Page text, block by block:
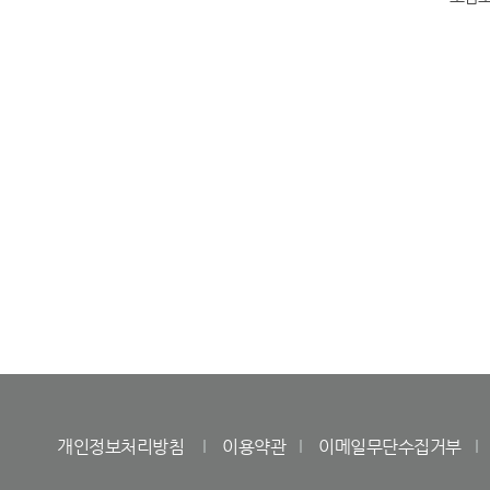
개인정보처리방침 이용약관 이메일무단수집거부